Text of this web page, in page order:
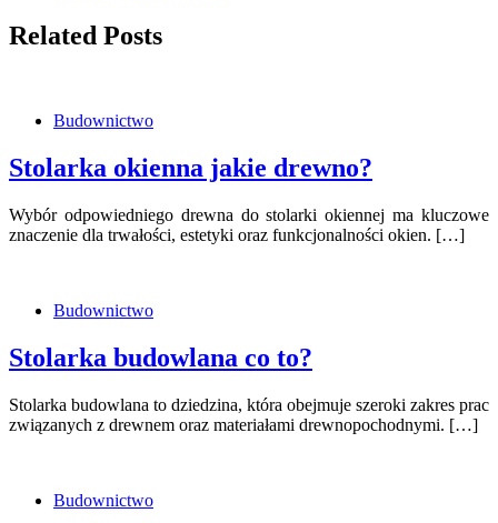
Related Posts
Budownictwo
Stolarka okienna jakie drewno?
Wybór odpowiedniego drewna do stolarki okiennej ma kluczowe
znaczenie dla trwałości, estetyki oraz funkcjonalności okien. […]
Budownictwo
Stolarka budowlana co to?
Stolarka budowlana to dziedzina, która obejmuje szeroki zakres prac
związanych z drewnem oraz materiałami drewnopochodnymi. […]
Budownictwo